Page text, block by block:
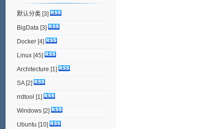
默认分类[3]
BigData [3]
Docker[4]
Linux[45]
Architecture [1]
SA[2]
rrdtool [1]
Windows[2]
Ubuntu [10]